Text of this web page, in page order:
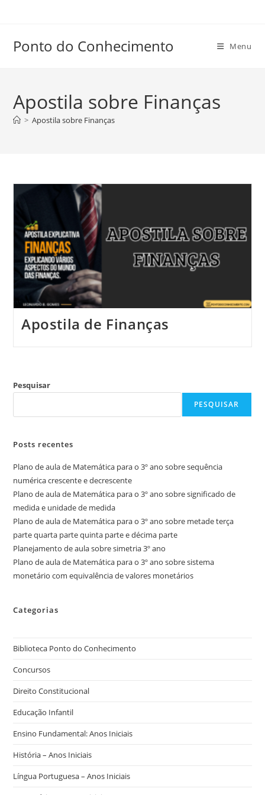
conteúdo
Ponto do Conhecimento Menu
Apostila sobre Finanças
> Apostila sobre Finanças
Apostila de Finanças
Pesquisar
PESQUISAR
Posts recentes
Plano de aula de Matemática para o 3º ano sobre sequência
numérica crescente e decrescente
Plano de aula de Matemática para o 3º ano sobre significado de
medida e unidade de medida
Plano de aula de Matemática para o 3º ano sobre metade terça
parte quarta parte quinta parte e décima parte
Planejamento de aula sobre simetria 3º ano
Plano de aula de Matemática para o 3º ano sobre sistema
monetário com equivalência de valores monetários
Categorias
Biblioteca Ponto do Conhecimento
Concursos
Direito Constitucional
Educação Infantil
Ensino Fundamental: Anos Iniciais
História – Anos Iniciais
Língua Portuguesa – Anos Iniciais